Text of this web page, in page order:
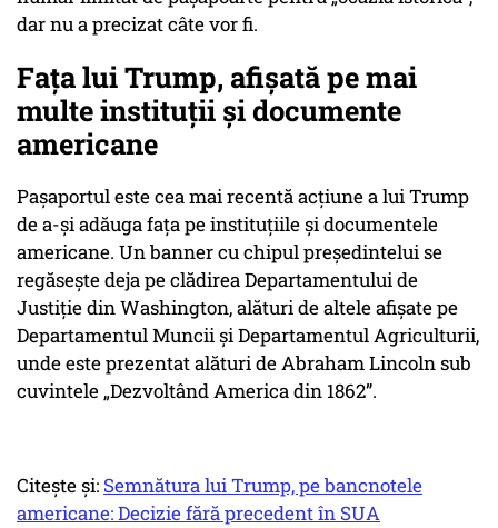
dar nu a precizat câte vor fi.
Fața lui Trump, afișată pe mai
multe instituții și documente
americane
Pașaportul este cea mai recentă acțiune a lui Trump
de a-și adăuga fața pe instituțiile și documentele
americane. Un banner cu chipul președintelui se
regăsește deja pe clădirea Departamentului de
Justiție din Washington, alături de altele afișate pe
Departamentul Muncii și Departamentul Agriculturii,
unde este prezentat alături de Abraham Lincoln sub
cuvintele „Dezvoltând America din 1862”.
Citește și: Semnătura lui Trump, pe bancnotele
americane: Decizie fără precedent în SUA